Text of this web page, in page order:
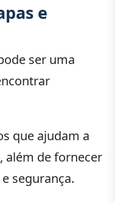
e
ser uma
que ajudam a
além de fornecer
segurança.